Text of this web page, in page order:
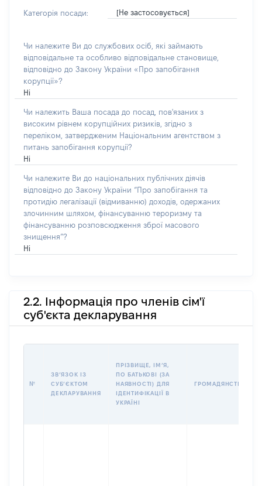
Категорія посади: [Не застосовується]
Чи належите Ви до службових осіб, які займають
відповідальне та особливо відповідальне становище,
відповідно до Закону України «Про запобігання
корупції»?
Ні
Чи належить Ваша посада до посад, пов'язаних з
високим рівнем корупційних ризиків, згідно з
переліком, затвердженим Національним агентством з
питань запобігання корупції?
Ні
Чи належите Ви до національних публічних діячів
відповідно до Закону України “Про запобігання та
протидію легалізації (відмиванню) доходів, одержаних
злочинним шляхом, фінансуванню тероризму та
фінансуванню розповсюдження зброї масового
знищення”?
Ні
2.2. Інформація про членів сім'ї
суб'єкта декларування
№
ЗВʼЯЗОК ІЗ
СУБʼЄКТОМ
ДЕКЛАРУВАННЯ
ПРІЗВИЩЕ, ІМʼЯ,
ПО БАТЬКОВІ (ЗА
НАЯВНОСТІ) ДЛЯ
ІДЕНТИФІКАЦІЇ В
УКРАЇНІ
ГРОМАДЯНСТВО